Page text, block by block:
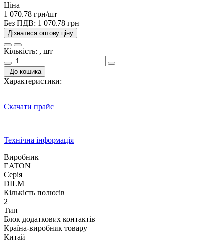
Ціна
1 070.78 грн/шт
Без ПДВ: 1 070.78 грн
Дізнатися оптову ціну
Кількість: , шт
До кошика
Характеристики:
Скачати прайс
Технічна інформація
Виробник
EATON
Серія
DILM
Кількість полюсів
2
Тип
Блок додаткових контактів
Країна-виробник товару
Китай